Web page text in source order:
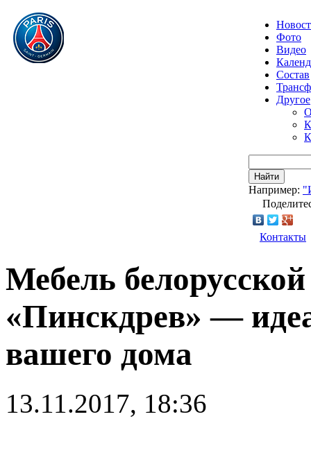
Фото
Видео
Состав
Другое
Найти
Например:
Контакты
Мебель
«Пинскдрев» —
вашего дома
13.11.2017, 18:36